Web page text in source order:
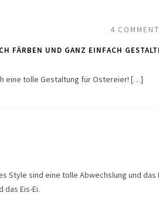
4
FÄRBEN UND GANZ EINFACH
eine tolle Gestaltung für Ostereier! […]
Style sind eine tolle Abwechslung und
das Eis-Ei.